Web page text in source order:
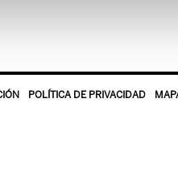
POLÍTICA DE PRIVACIDAD